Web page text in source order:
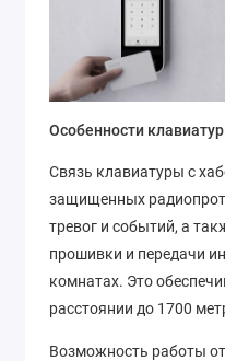
Особенности
Связь клавиатуры с
защищенных
тревог и событий, а
прошивки и передачи
комнатах. Это
расстоянии до 1700
Возможность работы